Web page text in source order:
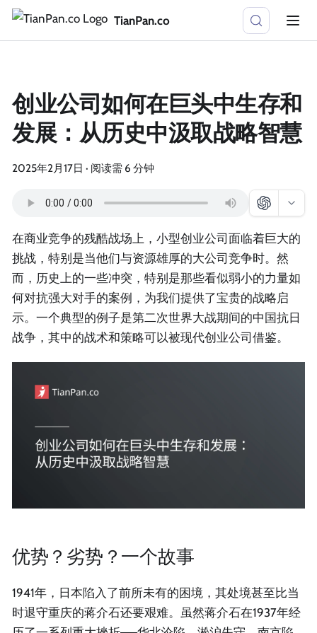
TianPan.co
创业公司如何在巨头中生存和
发展：从历史中汲取战略智慧
2025年2月17日 · 阅读需 6 分钟
在商业竞争的残酷战场上，小型创业公司面临着巨大的
挑战，特别是当他们与资源雄厚的大公司竞争时。然
而，历史上的一些冲突，特别是那些看似弱小的力量如
何对抗强大对手的案例，为我们提供了宝贵的战略启
示。一个典型的例子是第二次世界大战期间的中国抗日
战争，其中的战术和策略可以被现代创业公司借鉴。
优势？劣势？一个故事
1941年，日本陷入了前所未有的困境，其处境甚至比当
时退守重庆的蒋介石还要艰难。虽然蒋介石在1937年经